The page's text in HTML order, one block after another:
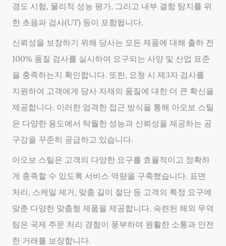
경도 시험, 물리적 성능 평가, 그리고 내부 결함 탐지를 위
한 초음파 검사(UT) 등이 포함됩니다.
신뢰성을 보장하기 위해 당사는 모든 제품에 대해 출하 전
100% 품질 검사를 실시하여 요구되는 사양 및 산업 표준
을 충족하는지 확인합니다. 또한, 요청 시 제3자 검사를
지원하여 고객에게 당사 자재의 품질에 대한 더 큰 확신을
제공합니다. 이러한 엄격한 접근 방식을 통해 아오보 스틸
은 다양한 용도에서 탁월한 성능과 신뢰성을 제공하는 공
구강을 꾸준히 공급하고 있습니다.
아오보 스틸은 고객의 다양한 요구를 효율적이고 정확하
게 충족할 수 있도록 서비스 역량을 구축했습니다. 표면
처리, 스케일 제거, 맞춤 길이 절단 등 고객의 특정 요구에
맞춘 다양한 맞춤형 제품을 제공합니다. 숙련된 해외 무역
팀은 국제 주문 처리 경험이 풍부하여 원활한 소통과 안전
한 거래를 보장합니다.